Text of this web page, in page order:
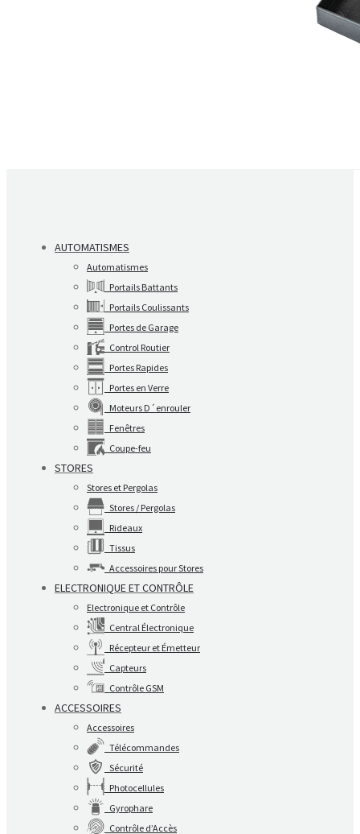
AUTOMATISMES
Automatismes
Portails Battants
Portails Coulissants
Portes de Garage
Control Routier
Portes Rapides
Portes en Verre
Moteurs D´enrouler
Fenêtres
Coupe-feu
STORES
Stores et Pergolas
Stores / Pergolas
Rideaux
Tissus
Accessoires pour Stores
ELECTRONIQUE ET CONTRÔLE
Electronique et Contrôle
Central Électronique
Récepteur et Émetteur
Capteurs
Contrôle GSM
ACCESSOIRES
Accessoires
Télécommandes
Sécurité
Photocellules
Gyrophare
Contrôle d’Accès